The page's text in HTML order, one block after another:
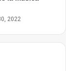
2022